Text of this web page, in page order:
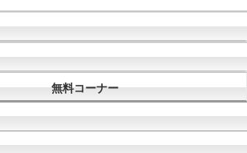
無料コーナー